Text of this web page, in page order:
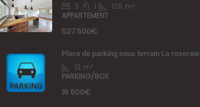
3 1 126 m²
APPARTEMENT
527 500€
Place de parking sous terrain La roseraie
12 m²
PARKING/BOX
16 500€